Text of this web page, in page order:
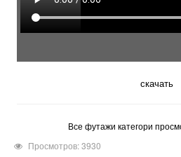
скачать
Все футажи категори
Просмотров: 3930